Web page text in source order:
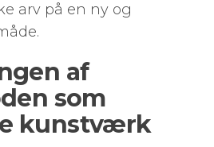
arv på en ny og
af
som
kunstværk